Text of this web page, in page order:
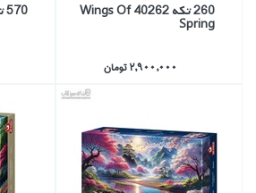
260 تكه 40262 Wings Of
Spring
2,900,000 تومان
570 تكه 45701 World